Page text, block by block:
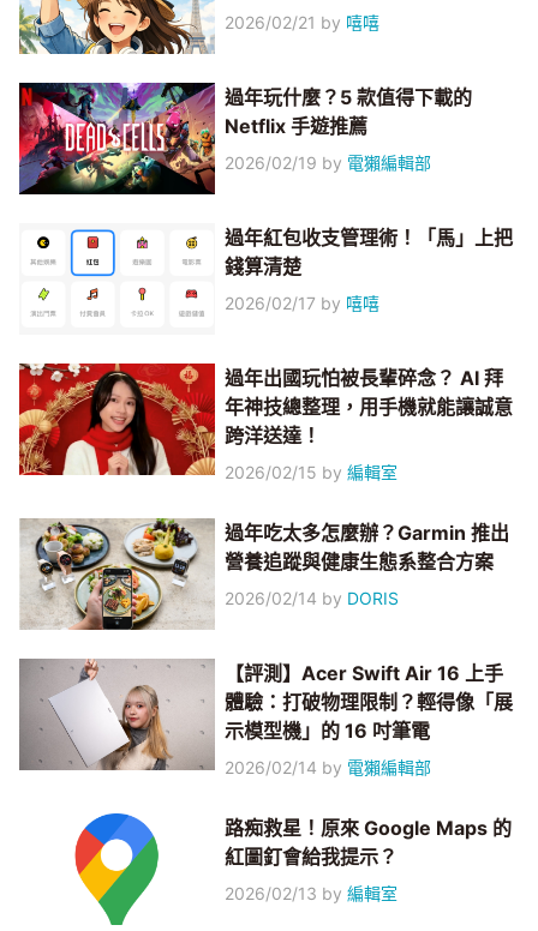
2026/02/21 by 嘻嘻
過年玩什麼？5 款值得下載的
Netflix 手遊推薦
2026/02/19 by 電獺編輯部
過年紅包收支管理術！「馬」上把
錢算清楚
2026/02/17 by 嘻嘻
過年出國玩怕被長輩碎念？ AI 拜
年神技總整理，用手機就能讓誠意
跨洋送達！
2026/02/15 by編輯室
過年吃太多怎麼辦？Garmin 推出
營養追蹤與健康生態系整合方案
2026/02/14 by DORIS
【評測】Acer Swift Air 16 上手
體驗：打破物理限制？輕得像「展
示模型機」的 16 吋筆電
2026/02/14 by 電獺編輯部
路痴救星！原來 Google Maps 的
紅圖釘會給我提示？
2026/02/13 by編輯室